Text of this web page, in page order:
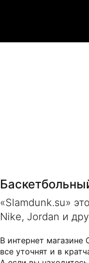
«Slamdunk.su»
Nike, Jordan и
В интернет
все уточнят и в